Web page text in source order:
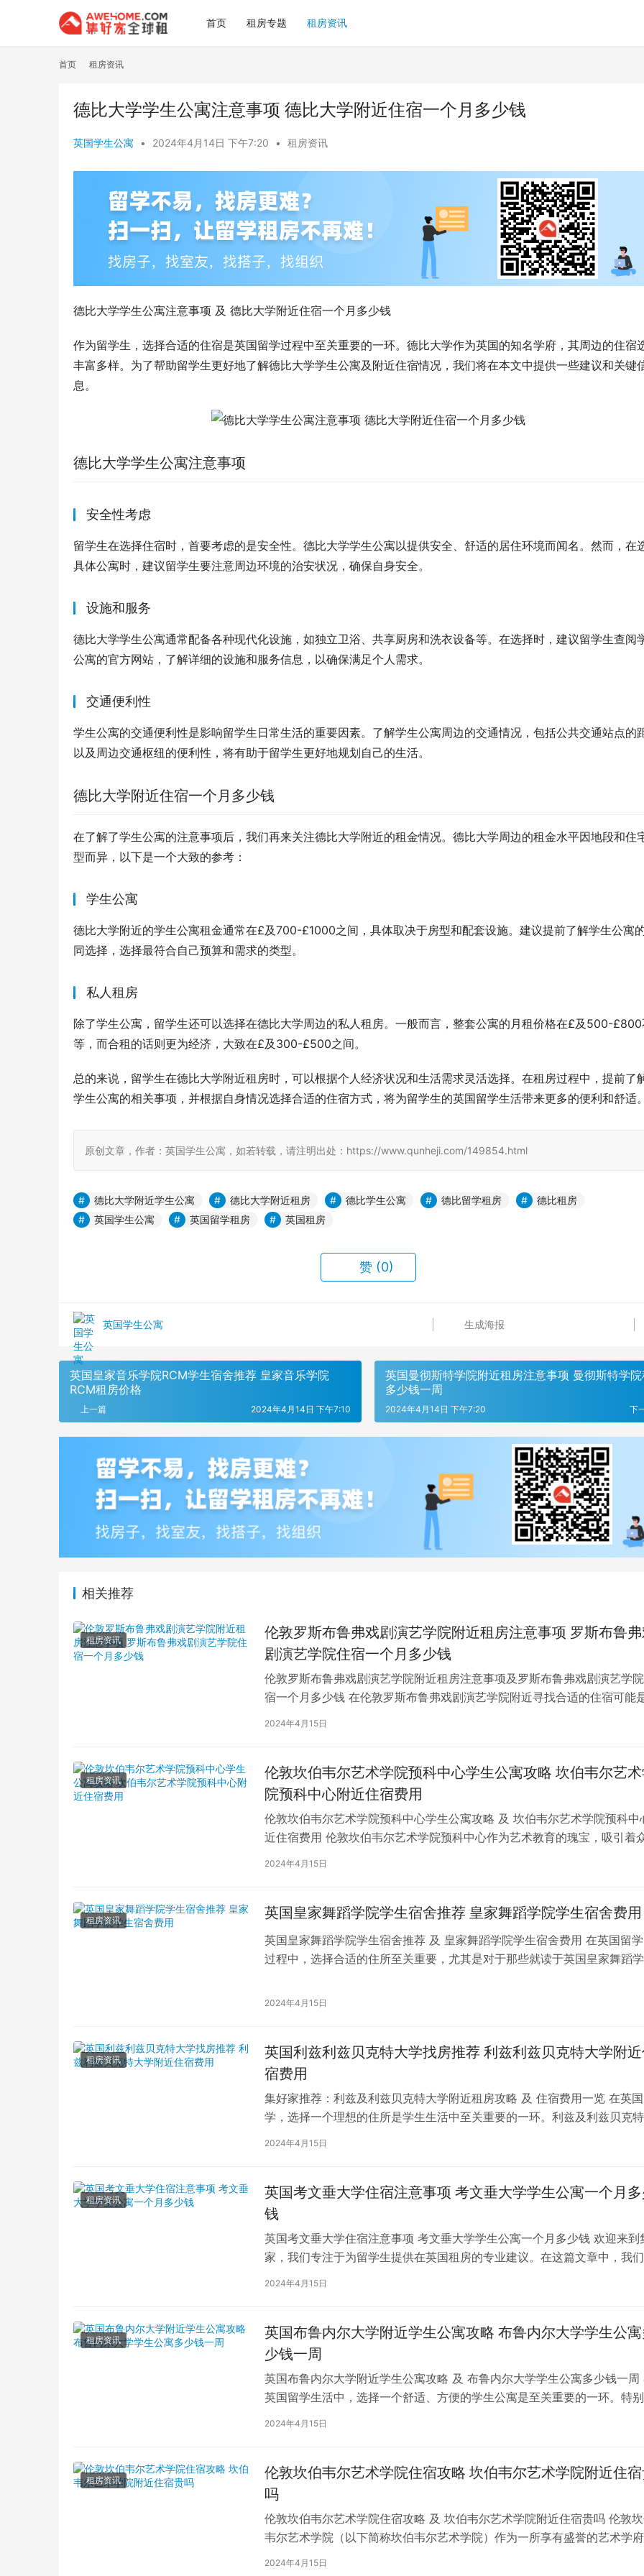
首页 租房专题 租房资讯
首页 租房资讯
德比大学学生公寓注意事项 德比大学附近住宿一个月多少钱
英国学生公寓 • 2024年4月14日 下午7:20 • 租房资讯
德比大学学生公寓注意事项 及 德比大学附近住宿一个月多少钱
作为留学生，选择合适的住宿是英国留学过程中至关重要的一环。德比大学作为英国的知名学府，其周边的住宿
丰富多样。为了帮助留学生更好地了解德比大学学生公寓及附近住宿情况，我们将在本文中提供一些建议和关键
息。
德比大学学生公寓注意事项
安全性考虑
留学生在选择住宿时，首要考虑的是安全性。德比大学学生公寓以提供安全、舒适的居住环境而闻名。然而，在
具体公寓时，建议留学生要注意周边环境的治安状况，确保自身安全。
设施和服务
德比大学学生公寓通常配备各种现代化设施，如独立卫浴、共享厨房和洗衣设备等。在选择时，建议留学生查阅
公寓的官方网站，了解详细的设施和服务信息，以确保满足个人需求。
交通便利性
学生公寓的交通便利性是影响留学生日常生活的重要因素。了解学生公寓周边的交通情况，包括公共交通站点的
以及周边交通枢纽的便利性，将有助于留学生更好地规划自己的生活。
德比大学附近住宿一个月多少钱
在了解了学生公寓的注意事项后，我们再来关注德比大学附近的租金情况。德比大学周边的租金水平因地段和住
型而异，以下是一个大致的参考：
学生公寓
德比大学附近的学生公寓租金通常在£及700-£1000之间，具体取决于房型和配套设施。建议提前了解学生公寓
同选择，选择最符合自己预算和需求的类型。
私人租房
除了学生公寓，留学生还可以选择在德比大学周边的私人租房。一般而言，整套公寓的月租价格在£及500-£800
等，而合租的话则更为经济，大致在£及300-£500之间。
总的来说，留学生在德比大学附近租房时，可以根据个人经济状况和生活需求灵活选择。在租房过程中，提前了
学生公寓的相关事项，并根据自身情况选择合适的住宿方式，将为留学生的英国留学生活带来更多的便利和舒适。
原创文章，作者：英国学生公寓，如若转载，请注明出处：https://www.qunheji.com/149854.html
德比大学附近学生公寓 德比大学附近租房 德比学生公寓 德比留学租房
德比租房
英国学生公寓
英国留学租房 英国租房
赞 (0)
英国学生公寓 生成海报
英国皇家音乐学院RCM学生宿舍推荐 皇家音乐学院
RCM租房价格
上一篇 2024年4月14日 下午7:10
英国曼彻斯特学院附近租房注意事项 曼彻斯特学
多少钱一周
下
2024年4月14日 下午7:20
相关推荐
租房资讯
伦敦罗斯布鲁弗戏剧演艺学院附近租房注意事项 罗斯布鲁
剧演艺学院住宿一个月多少钱
伦敦罗斯布鲁弗戏剧演艺学院附近租房注意事项及罗斯布鲁弗戏剧演艺学
宿一个月多少钱 在伦敦罗斯布鲁弗戏剧演艺学院附近寻找合适的住宿可能
学生活中的一项关键任务。为了帮助您顺利完成…
2024年4月15日
租房资讯
伦敦坎伯韦尔艺术学院预科中心学生公寓攻略 坎伯韦尔艺
院预科中心附近住宿费用
伦敦坎伯韦尔艺术学院预科中心学生公寓攻略 及 坎伯韦尔艺术学院预科中
近住宿费用 伦敦坎伯韦尔艺术学院预科中心作为艺术教育的瑰宝，吸引着
2024年4月15日
租房资讯 英国皇家舞蹈学院学生宿舍推荐 皇家舞蹈学院学生宿舍费用
英国皇家舞蹈学院学生宿舍推荐 及 皇家舞蹈学院学生宿舍费用 在英国留
过程中，选择合适的住所至关重要，尤其是对于那些就读于英国皇家舞蹈学
2024年4月15日
租房资讯
英国利兹利兹贝克特大学找房推荐 利兹利兹贝克特大学附
宿费用
集好家推荐：利兹及利兹贝克特大学附近租房攻略 及 住宿费用一览 在英
学，选择一个理想的住所是学生生活中至关重要的一环。利兹及利兹贝克特
学（以下简称利兹贝大）作为英国一所卓越的…
2024年4月15日
租房资讯
英国考文垂大学住宿注意事项 考文垂大学学生公寓一个月
钱
英国考文垂大学住宿注意事项 考文垂大学学生公寓一个月多少钱 欢迎来到
家，我们专注于为留学生提供在英国租房的专业建议。在这篇文章中，我们
深入探讨英国考文垂大学住宿的注意事项，以…
2024年4月15日
租房资讯
英国布鲁内尔大学附近学生公寓攻略 布鲁内尔大学学生公寓
少钱一周
英国布鲁内尔大学附近学生公寓攻略 及 布鲁内尔大学学生公寓多少钱一周
英国留学生活中，选择一个舒适、方便的学生公寓是至关重要的一环。特别
2024年4月15日
租房资讯
伦敦坎伯韦尔艺术学院住宿攻略 坎伯韦尔艺术学院附近住
吗
伦敦坎伯韦尔艺术学院住宿攻略 及 坎伯韦尔艺术学院附近住宿贵吗 伦敦
韦尔艺术学院（以下简称坎伯韦尔艺术学院）作为一所享有盛誉的艺术学府
吸引了全球各地的学子前来学习。而对于即将…
2024年4月15日